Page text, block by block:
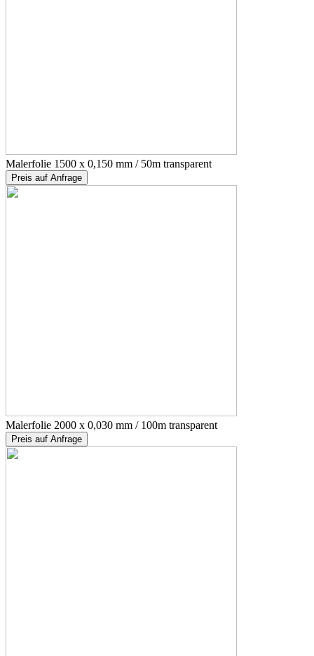
Malerfolie 1500 x 0,150 mm / 50m transparent
Preis auf Anfrage
Malerfolie 2000 x 0,030 mm / 100m transparent
Preis auf Anfrage